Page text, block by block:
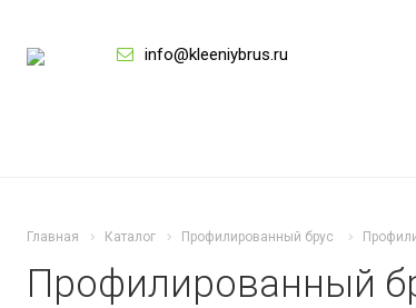
info@kleeniybrus.ru
Главная Каталог Профилированный брус
Профилированный